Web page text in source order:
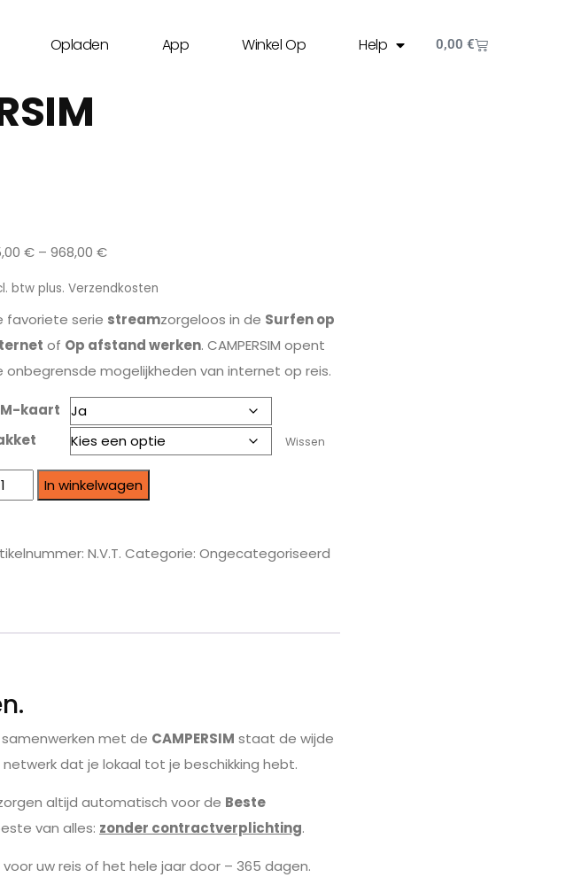
Opladen App Winkel Op Help 0,00 €
€– 968,00 €
btw plus. Verzendkosten
favoriete serie streamzorgeloos in de Surfen op
of Op afstand werken. CAMPERSIM opent
onbegrensde mogelijkheden van internet op reis.
kaart
Wissen
In winkelwagen
N.V.T. Categorie: Ongecategoriseerd
met de CAMPERSIM staat de wijde
dat je lokaal tot je beschikking hebt.
altijd automatisch voor de Beste
van alles: zonder contractverplichting.
uw reis of het hele jaar door – 365 dagen.